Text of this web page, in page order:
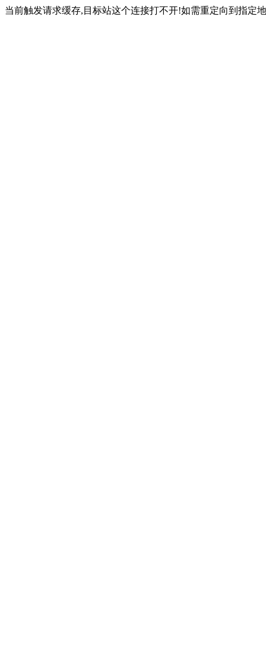
当前触发请求缓存,目标站这个连接打不开!如需重定向到指定